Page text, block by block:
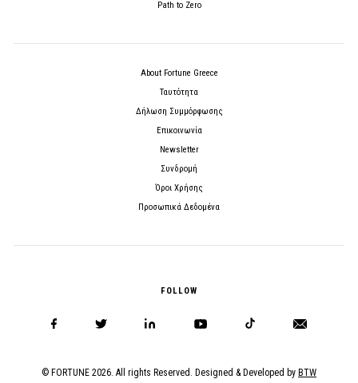
Path to Zero
About Fortune Greece
Ταυτότητα
Δήλωση Συμμόρφωσης
Επικοινωνία
Newsletter
Συνδρομή
Όροι Χρήσης
Προσωπικά Δεδομένα
FOLLOW
© FORTUNE 2026. All rights Reserved. Designed & Developed by BTW